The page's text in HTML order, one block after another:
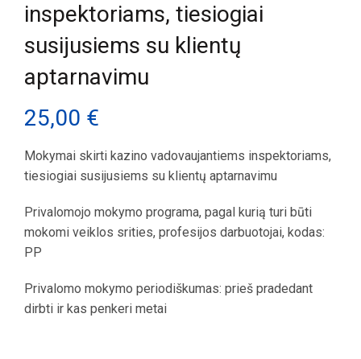
inspektoriams, tiesiogiai
susijusiems su klientų
aptarnavimu
25,00 €
Mokymai skirti kazino vadovaujantiems inspektoriams,
tiesiogiai susijusiems su klientų aptarnavimu
Privalomojo mokymo programa, pagal kurią turi būti
mokomi veiklos srities, profesijos darbuotojai, kodas:
PP
Privalomo mokymo periodiškumas: prieš pradedant
dirbti ir kas penkeri metai